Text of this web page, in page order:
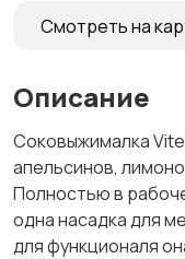
Смотреть на
Описание
Сокoвыжималкa
апельсинов,
Полностью в
одна насадка для
для функционаля